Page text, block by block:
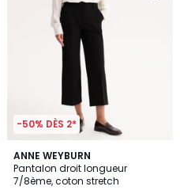
-50% DÈS 2*
ANNE WEYBURN
Pantalon droit longueur
7/8ème, coton stretch
3,3
/ 5
2
Couleurs